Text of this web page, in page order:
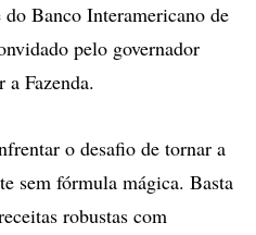
Banco Interamericano de
pelo governador
Fazenda.
o desafio de tornar a
sem fórmula mágica. Basta
robustas com